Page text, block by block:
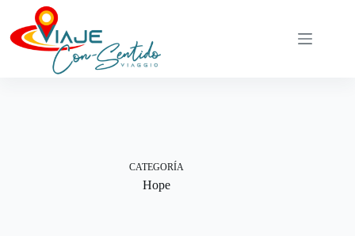
contenido
CATEGORÍA
Hope